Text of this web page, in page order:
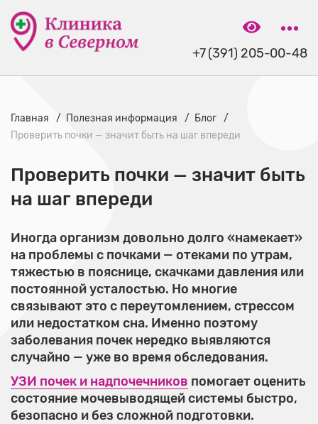
+7 (391) 205-00-48
Главная Полезная информация
Блог
Проверить почки — значит быть на шаг впереди
Проверить почки — значит быть
на шаг впереди
Иногда организм довольно долго «намекает»
на проблемы с почками — отеками по утрам,
тяжестью в пояснице, скачками давления или
постоянной усталостью. Но многие
связывают это с переутомлением, стрессом
или недостатком сна. Именно поэтому
заболевания почек нередко выявляются
случайно — уже во время обследования.
УЗИ почек и надпочечников помогает оценить
состояние мочевыводящей системы быстро,
безопасно и без сложной подготовки.